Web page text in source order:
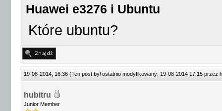
Huawei e3276 i Ubuntu
Które ubuntu?
19-08-2014, 16:36 (Ten post był ostatnio modyfikowany: 19-08-2014 17:15 przez
hubitru
Junior Member